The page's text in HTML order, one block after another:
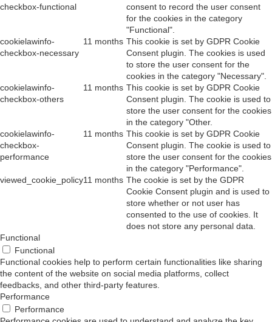
checkbox-functional
consent to record the user consent
for the cookies in the category
"Functional".
cookielawinfo-
checkbox-necessary
11 months This cookie is set by GDPR Cookie
Consent plugin. The cookies is used
to store the user consent for the
cookies in the category "Necessary".
cookielawinfo-
checkbox-others
11 months This cookie is set by GDPR Cookie
Consent plugin. The cookie is used to
store the user consent for the cookies
in the category "Other.
cookielawinfo-
checkbox-
performance
11 months This cookie is set by GDPR Cookie
Consent plugin. The cookie is used to
store the user consent for the cookies
in the category "Performance".
viewed_cookie_policy11 months The cookie is set by the GDPR
Cookie Consent plugin and is used to
store whether or not user has
consented to the use of cookies. It
does not store any personal data.
Functional
Functional
Functional cookies help to perform certain functionalities like sharing
the content of the website on social media platforms, collect
feedbacks, and other third-party features.
Performance
Performance